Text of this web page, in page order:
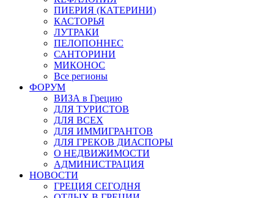
ПИЕРИЯ (КАТЕРИНИ)
КАСТОРЬЯ
ЛУТРАКИ
ПЕЛОПОННЕС
САНТОРИНИ
МИКОНОС
Все регионы
ФОРУМ
ВИЗА в Грецию
ДЛЯ ТУРИСТОВ
ДЛЯ ВСЕХ
ДЛЯ ИММИГРАНТОВ
ДЛЯ ГРЕКОВ ДИАСПОРЫ
О НЕДВИЖИМОСТИ
АДМИНИСТРАЦИЯ
НОВОСТИ
ГРЕЦИЯ СЕГОДНЯ